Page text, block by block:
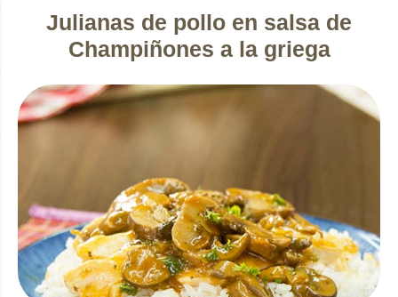
Julianas de pollo en salsa de
Champiñones a la griega